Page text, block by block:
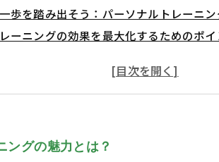
歩を踏み出そう：パーソナルトレーニ
ーニングの効果を最大化するためのポ
我を防ぐための正しいフォームと負荷のか
ングの魅力とは？